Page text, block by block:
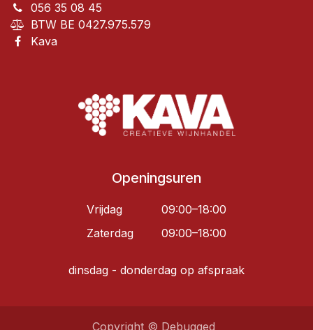
056 35 08 45
BTW BE 0427.975.579
Kava
Openingsuren
Vrijdag
09:00–18:00
Zaterdag
09:00–18:00
dinsdag - donderdag op afspraak
Copyright © Debugged